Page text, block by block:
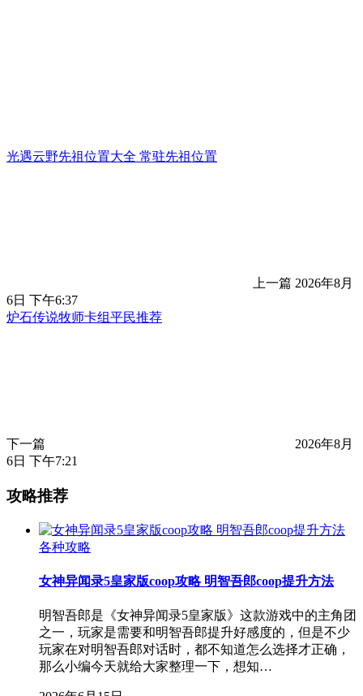
光遇云野先祖位置大全 常驻先祖位置
上一篇 2026年8月
6日 下午6:37
炉石传说牧师卡组平民推荐
下一篇
2026年8月
6日 下午7:21
攻略推荐
各种攻略
女神异闻录5皇家版coop攻略 明智吾郎coop提升方法
明智吾郎是《女神异闻录5皇家版》这款游戏中的主角团
之一，玩家是需要和明智吾郎提升好感度的，但是不少
玩家在对明智吾郎对话时，都不知道怎么选择才正确，
那么小编今天就给大家整理一下，想知…